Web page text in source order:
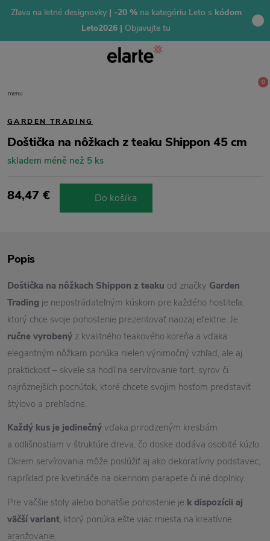
Zľava na letné designovky| -20 % na kategóriu Leto s kódom
Leto2026 | Objavujte tu
menu
0
GARDEN TRADING
Doštička na nôžkach z teaku Shippon 45 cm
skladem méně než 5 ks
84,47 € Do košíka
Popis
Doštička na nôžkach Shippon z teaku od značky Garden
Trading je nepostrádateľným kúskom pre každého hostiteľa,
ktorý chce svoje pohostenie prezentovať naozaj efektne. Je
ručne vyrobený z kvalitného teakového koreňa a vďaka
elegantným nôžkam ponúka nielen výnimočný vzhľad, ale aj
praktickosť – skvele sa hodí na servírovanie tort, syrov či
najrôznejších pochúťok, ktoré chcete svojim hosťom predstaviť
štýlovo a prehľadne.
Každý kus je jedinečný vďaka prirodzeným kresbám
a odlišnostiam v štruktúre dreva, čo doske dodáva osobité kúzlo.
Okrem servírovania môže poslúžiť aj ako dekoratívny podstavec,
napríklad pre kvetináče na okennom parapete či iné doplnky.
Pre väčšie stoly alebo bohatšie pohostenie je k dispozícii aj
väčší variant, ktorý ponúka ešte viac miesta na kreatívne
aranžovanie.